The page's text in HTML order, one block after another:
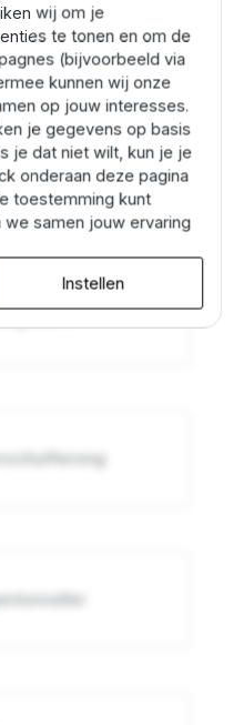
ook:
wij om je
te tonen en om de
(bijvoorbeeld via
kunnen wij onze
op jouw interesses.
je gegevens op basis
je dat niet wilt, kun je je
onderaan deze pagina
toestemming kunt
we samen jouw ervaring
Instellen